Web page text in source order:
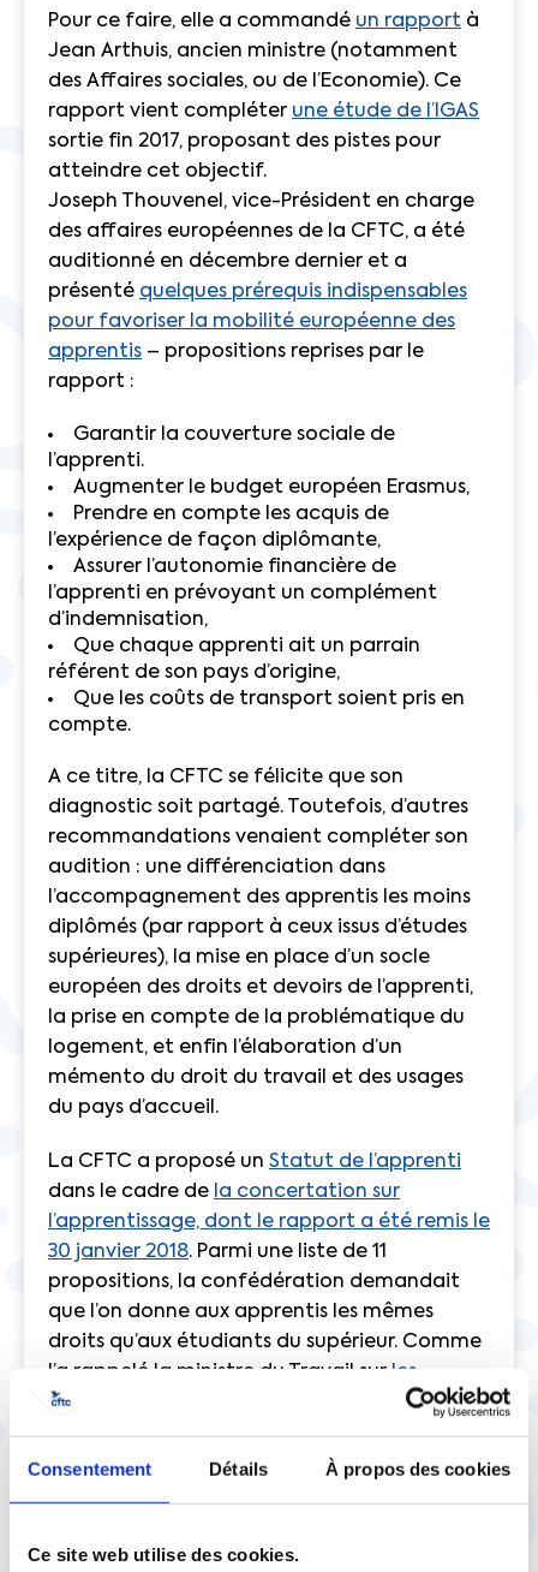
Consentement Détails À propos des cookies
Ce site web utilise des cookies.
Pour ce faire, elle a commandé un rapport à
Jean Arthuis, ancien ministre (notamment
des Affaires sociales, ou de l’Economie). Ce
rapport vient compléter une étude de l’IGAS
sortie fin 2017, proposant des pistes pour
atteindre cet objectif.
Joseph Thouvenel, vice-Président en charge
des affaires européennes de la CFTC, a été
auditionné en décembre dernier et a
présenté quelques prérequis indispensables
pour favoriser la mobilité européenne des
apprentis – propositions reprises par le
rapport :
Garantir la couverture sociale de
l’apprenti.
Augmenter le budget européen Erasmus,
Prendre en compte les acquis de
l’expérience de façon diplômante,
Assurer l’autonomie financière de
l’apprenti en prévoyant un complément
d’indemnisation,
Que chaque apprenti ait un parrain
référent de son pays d’origine,
Que les coûts de transport soient pris en
compte.
A ce titre, la CFTC se félicite que son
diagnostic soit partagé. Toutefois, d’autres
recommandations venaient compléter son
audition : une différenciation dans
l’accompagnement des apprentis les moins
diplômés (par rapport à ceux issus d’études
supérieures), la mise en place d’un socle
européen des droits et devoirs de l’apprenti,
la prise en compte de la problématique du
logement, et enfin l’élaboration d’un
mémento du droit du travail et des usages
du pays d’accueil.
La CFTC a proposé un Statut de l’apprenti
dans le cadre de la concertation sur
l’apprentissage, dont le rapport a été remis le
30 janvier 2018. Parmi une liste de 11
propositions, la confédération demandait
que l’on donne aux apprentis les mêmes
droits qu’aux étudiants du supérieur. Comme
l’a rappelé la ministre du Travail sur les
réseaux sociaux
, la législation française
semble suivre cette voie. En effet, le
programme Erasmus Pro devrait être adapté